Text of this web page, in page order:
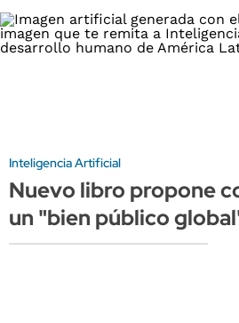
Inteligencia Artificial
Nuevo libro propone
un "bien público